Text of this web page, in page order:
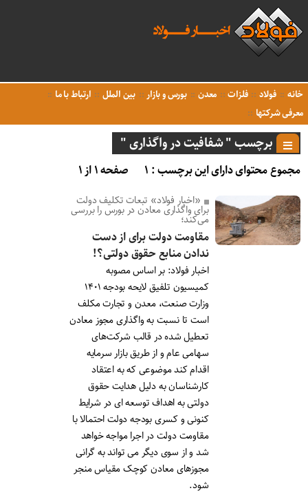
خانه فولاد فلزات معدن بورس و بازار بین الملل
ارتباط با ما
معرفی شرکتها
برچسب " شفافیت در واگذاری "
مجموع محتوای دارای این برچسب : ۱ صفحه ۱ از ۱
«اخبار فولاد» تبعات تکلیف دولت
برای واگذاری معادن در بورس را بررسی
می‌کند؛
مقاومت دولت برای از دست
ندادن منابع حقوق دولتی؟!
اخبار فولاد: بر اساس مصوبه
کمیسیون تلفیق لایحه بودجه ۱۴۰۱
وزارت صنعت، معدن و تجارت مکلف
است تا نسبت به واگذاری مجوز معادن
تعطیل شده در قالب شرکت‌های
سهامی عام و از طریق بازار سرمایه
اقدام کند موضوعی که به اعتقاد
کارشناسان به دلیل هدایت حقوق
دولتی به اهداف توسعه ای در شرایط
کنونی و کسری بودجه دولت احتمالا با
مقاومت دولت در اجرا مواجه خواهد
شد و از سوی دیگر می تواند به گرانی
مجوزهای معادن کوچک مقیاس منجر
شود.